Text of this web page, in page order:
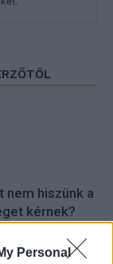
Personal
hiszünk a
kérnek?